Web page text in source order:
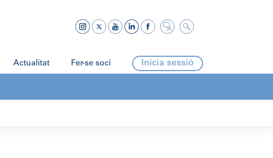
Actualitat Fer-se soci Inicia sessió